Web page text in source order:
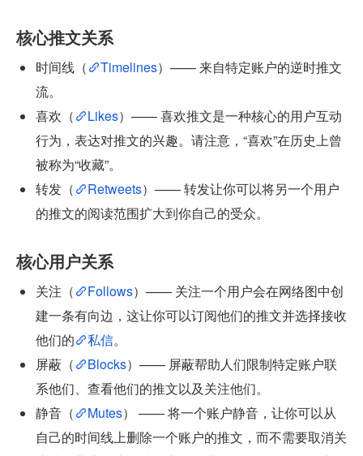
核心推文关系
时间线（ Timelines）—— 来自特定账户的逆时推文
流。
喜欢（
Likes）—— 喜欢推文是一种核心的用户互动
行为，表达对推文的兴趣。请注意，“喜欢”在历史上曾
被称为“收藏”。
转发（
Retweets）—— 转发让你可以将另一个用户
的推文的阅读范围扩大到你自己的受众。
核心用户关系
关注（ Follows）—— 关注一个用户会在网络图中创
建一条有向边，这让你可以订阅他们的推文并选择接收
他们的
私信。
屏蔽（
Blocks）—— 屏蔽帮助人们限制特定账户联
系他们、查看他们的推文以及关注他们。
静音（
Mutes） —— 将一个账户静音，让你可以从
自己的时间线上删除一个账户的推文，而不需要取消关